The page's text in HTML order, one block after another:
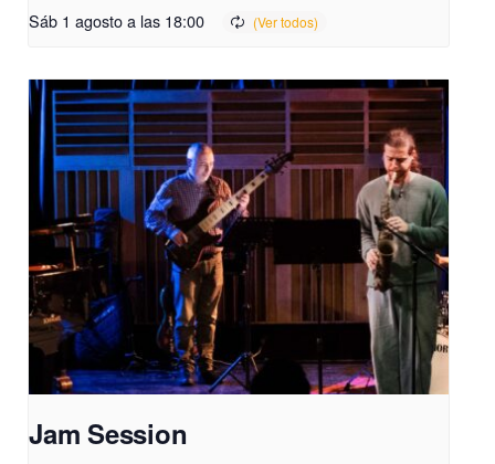
Sáb 1 agosto a las 18:00
Jam Session